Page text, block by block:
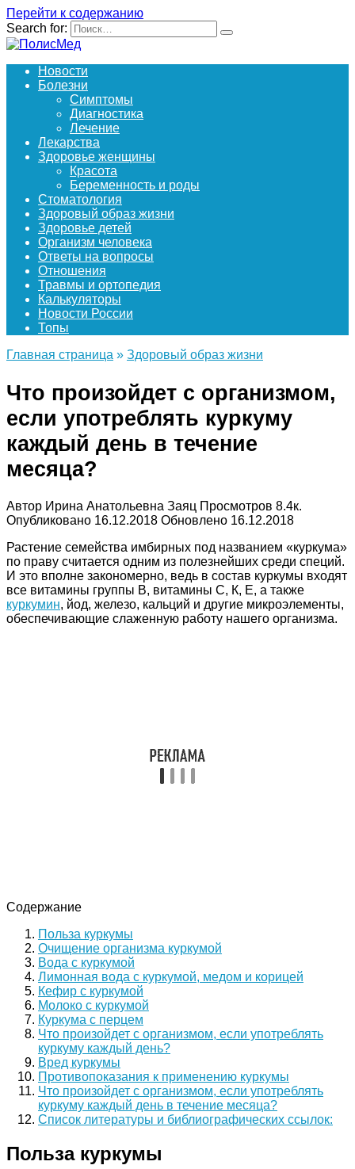
Перейти к содержанию
Search for:
Новости
Болезни
Симптомы
Диагностика
Лечение
Лекарства
Здоровье женщины
Красота
Беременность и роды
Стоматология
Здоровый образ жизни
Здоровье детей
Организм человека
Ответы на вопросы
Отношения
Травмы и ортопедия
Калькуляторы
Новости России
Топы
Главная страница » Здоровый образ жизни
Что произойдет с организмом,
если употреблять куркуму
каждый день в течение
месяца?
Автор Ирина Анатольевна Заяц Просмотров 8.4к.
Опубликовано 16.12.2018 Обновлено 16.12.2018
Растение семейства имбирных под названием «куркума»
по праву считается одним из полезнейших среди специй.
И это вполне закономерно, ведь в состав куркумы входят
все витамины группы В, витамины С, К, Е, а также
куркумин, йод, железо, кальций и другие микроэлементы,
обеспечивающие слаженную работу нашего организма.
Содержание
Польза куркумы
Очищение организма куркумой
Вода с куркумой
Лимонная вода с куркумой, медом и корицей
Кефир с куркумой
Молоко с куркумой
Куркума с перцем
Что произойдет с организмом, если употреблять
куркуму каждый день?
Вред куркумы
Противопоказания к применению куркумы
Что произойдет с организмом, если употреблять
куркуму каждый день в течение месяца?
Список литературы и библиографических ссылок:
Польза куркумы